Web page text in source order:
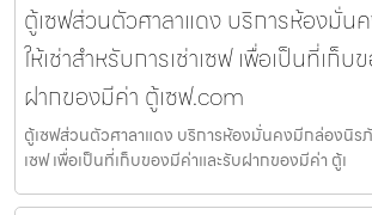
ตู้เซฟส่วนตัวศาลาแดง บริการห้องมั่
ให้เช่าสำหรับการเช่าเซฟ เพื่อเป็นที่เก็บ
ฝากของมีค่า ตู้เซฟ.com
ตู้เซฟส่วนตัวศาลาแดง บริการห้องมั่นคงมีกล่องนิรภั
เซฟ เพื่อเป็นที่เก็บของมีค่าและรับฝากของมีค่า ตู้เ